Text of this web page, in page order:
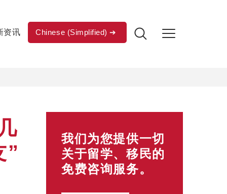
资讯 Chinese (Simplified)
”
我们为您提供一切
关于留学、移民的
免费咨询服务。